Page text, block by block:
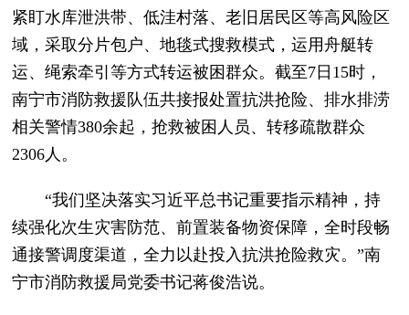
紧盯水库泄洪带、低洼村落、老旧居民区等高风险区
域，采取分片包户、地毯式搜救模式，运用舟艇转
运、绳索牵引等方式转运被困群众。截至7日15时，
南宁市消防救援队伍共接报处置抗洪抢险、排水排涝
相关警情380余起，抢救被困人员、转移疏散群众
2306人。
“我们坚决落实习近平总书记重要指示精神，持
续强化次生灾害防范、前置装备物资保障，全时段畅
通接警调度渠道，全力以赴投入抗洪抢险救灾。”南
宁市消防救援局党委书记蒋俊浩说。